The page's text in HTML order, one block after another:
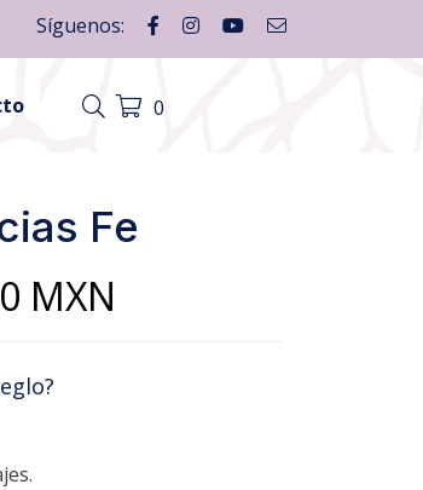
Síguenos:
0
Fe
Price
$3,000.00
MXN